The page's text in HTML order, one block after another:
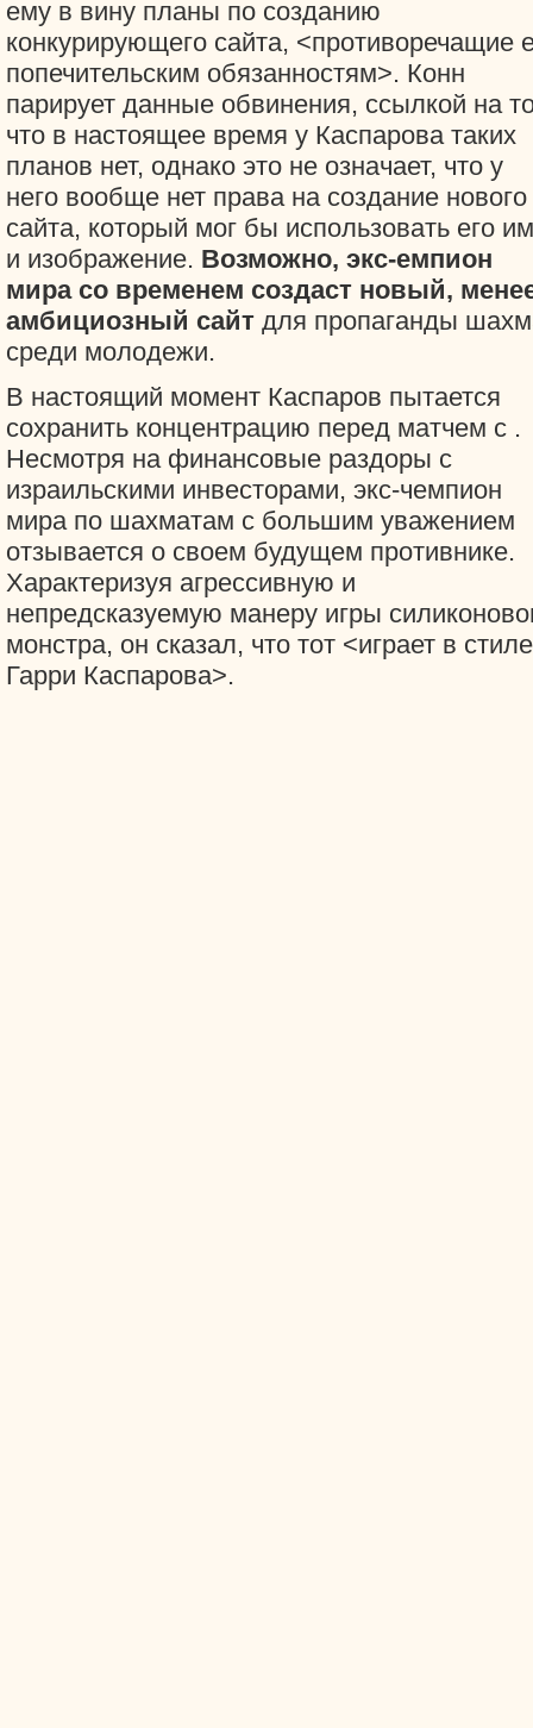
ему в вину планы по созданию
конкурирующего сайта, <противоречащие
попечительским обязанностям>. Конн
парирует данные обвинения, ссылкой на
что в настоящее время у Каспарова таких
планов нет, однако это не означает, что у
него вообще нет права на создание нового
сайта, который мог бы использовать его
и изображение. Возможно, экс-емпион
мира со временем создаст новый,
амбициозный сайт для пропаганды
среди молодежи.
В настоящий момент Каспаров пытается
сохранить концентрацию перед матчем с .
Несмотря на финансовые раздоры с
израильскими инвесторами, экс-чемпион
мира по шахматам с большим уважением
отзывается о своем будущем противнике.
Характеризуя агрессивную и
непредсказуемую манеру игры
монстра, он сказал, что тот <играет в стиле
Гарри Каспарова>.